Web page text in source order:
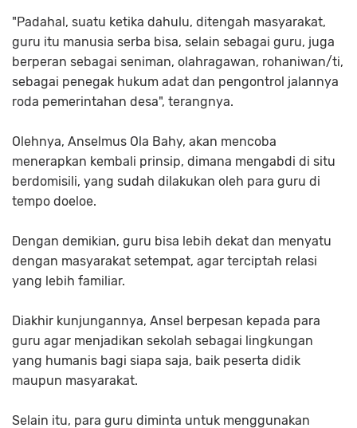
"Padahal, suatu ketika dahulu, ditengah masyarakat,
guru itu manusia serba bisa, selain sebagai guru, juga
berperan sebagai seniman, olahragawan, rohaniwan/ti,
sebagai penegak hukum adat dan pengontrol jalannya
roda pemerintahan desa", terangnya.
Olehnya, Anselmus Ola Bahy, akan mencoba
menerapkan kembali prinsip, dimana mengabdi di situ
berdomisili, yang sudah dilakukan oleh para guru di
tempo doeloe.
Dengan demikian, guru bisa lebih dekat dan menyatu
dengan masyarakat setempat, agar terciptah relasi
yang lebih familiar.
Diakhir kunjungannya, Ansel berpesan kepada para
guru agar menjadikan sekolah sebagai lingkungan
yang humanis bagi siapa saja, baik peserta didik
maupun masyarakat.
Selain itu, para guru diminta untuk menggunakan